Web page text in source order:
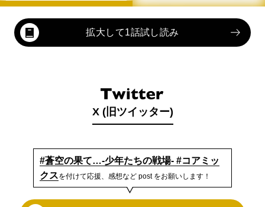
拡大して1話試し読み
X (旧ツイッター)
#蒼空の果て…-少年たちの戦場- #コアミッ
クスを付けて応援、感想など post をお願いします！